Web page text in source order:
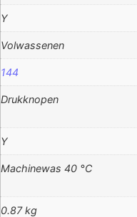
Y
Volwassenen
144
Drukknopen
Y
Machinewas 40 °C
0.87 kg